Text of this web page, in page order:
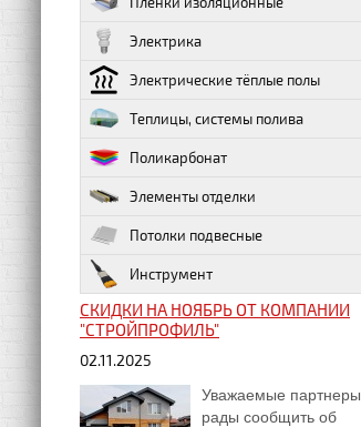
Электрика
Электрические тёплые полы
Теплицы, системы полива
Поликарбонат
Элементы отделки
Потолки подвесные
Инструмент
СКИДКИ НА НОЯБРЬ ОТ КОМПАНИИ
"СТРОЙПРОФИЛЬ"
02.11.2025
Уважаемые партнеры,
рады сообщить об